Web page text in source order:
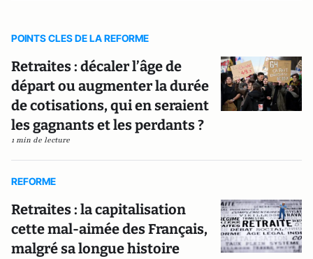
POINTS CLES DE LA REFORME
Retraites : décaler l’âge de
départ ou augmenter la durée
de cotisations, qui en seraient
les gagnants et les perdants ?
1 min de lecture
REFORME
Retraites : la capitalisation
cette mal-aimée des Français,
malgré sa longue histoire